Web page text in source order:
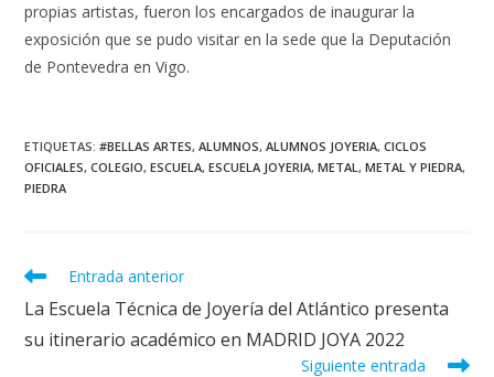
propias artistas, fueron los encargados de inaugurar la
exposición que se pudo visitar en la sede que la Deputación
de Pontevedra en Vigo.
ETIQUETAS:#BELLAS ARTES, ALUMNOS, ALUMNOS JOYERIA, CICLOS
OFICIALES, COLEGIO, ESCUELA, ESCUELA JOYERIA, METAL, METAL Y PIEDRA,
PIEDRA
Leer
artículos
Entrada anterior
La Escuela Técnica de Joyería del Atlántico presenta
su itinerario académico en MADRID JOYA 2022
Siguiente entrada